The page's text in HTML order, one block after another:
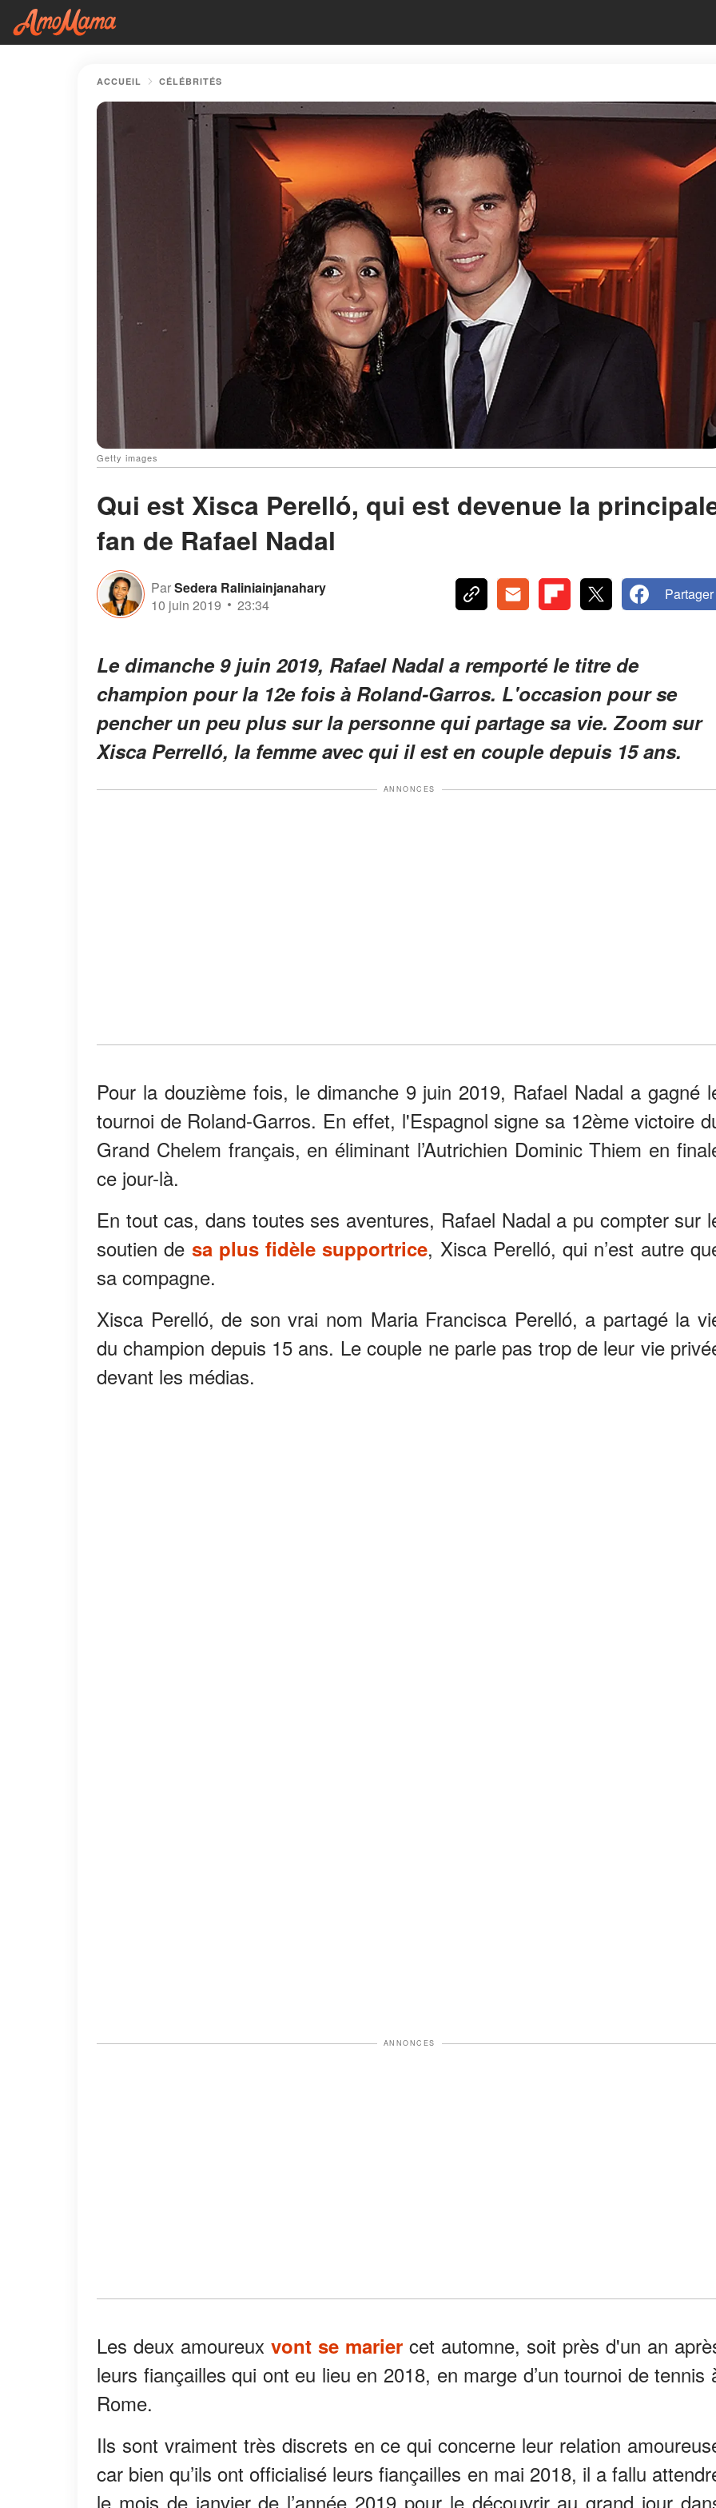
ACCUEIL CÉLÉBRITÉS
Getty images
Qui est Xisca Perelló, qui est devenue la
fan de Rafael Nadal
ParSedera Raliniainjanahary
10 juin 2019
23:34
Partager
Le dimanche 9 juin 2019, Rafael Nadal a remporté le titre de
champion pour la 12e fois à Roland-Garros. L'occasion pour se
pencher un peu plus sur la personne qui partage sa vie. Zoom sur
Xisca Perrelló, la femme avec qui il est en couple depuis 15 ans.
ANNONCES
Pour la douzième fois, le dimanche 9 juin 2019, Rafael Nadal a gagné
tournoi de Roland-Garros. En effet, l'Espagnol signe sa 12ème victoire
Grand Chelem français, en éliminant l’Autrichien Dominic Thiem en
ce jour-là.
En tout cas, dans toutes ses aventures, Rafael Nadal a pu compter sur
soutien de sa plus fidèle supportrice, Xisca Perelló, qui n’est autre
sa compagne.
Xisca Perelló, de son vrai nom Maria Francisca Perelló, a partagé la
du champion depuis 15 ans. Le couple ne parle pas trop de leur vie
devant les médias.
ANNONCES
Les deux amoureux vont se marier cet automne, soit près d'un an
leurs fiançailles qui ont eu lieu en 2018, en marge d’un tournoi de tennis
Rome.
Ils sont vraiment très discrets en ce qui concerne leur relation
car bien qu’ils ont officialisé leurs fiançailles en mai 2018, il a fallu
le mois de janvier de l’année 2019 pour le découvrir au grand jour